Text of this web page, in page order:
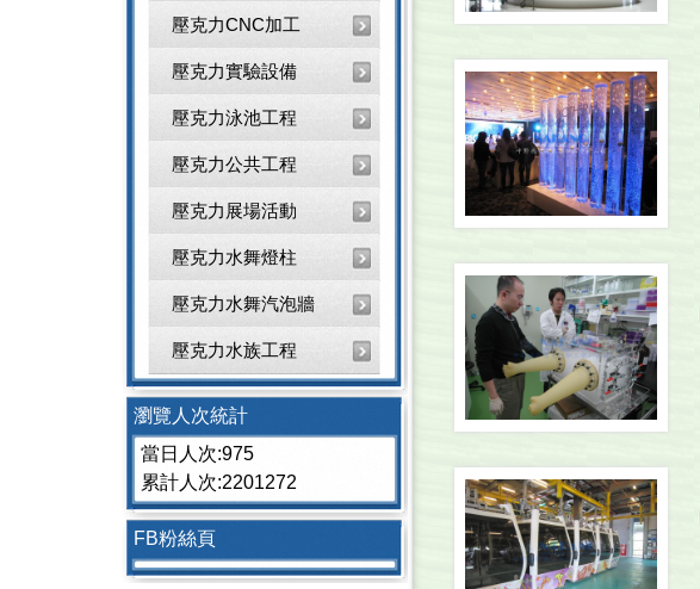
壓克力CNC加工
壓克力實驗設備
壓克力泳池工程
壓克力公共工程
壓克力展場活動
壓克力水舞燈柱
壓克力水舞汽泡牆
壓克力水族工程
瀏覽人次統計
當日人次:975
累計人次:2201272
FB粉絲頁